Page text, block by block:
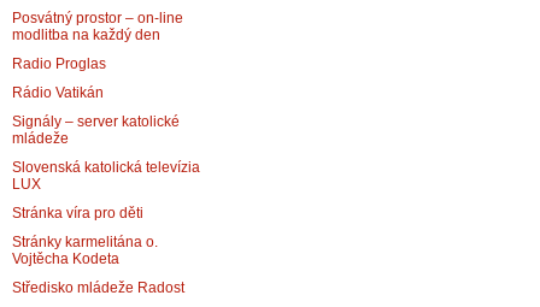
Posvátný prostor – on-line
modlitba na každý den
Radio Proglas
Rádio Vatikán
Signály – server katolické
mládeže
Slovenská katolická televízia
LUX
Stránka víra pro děti
Stránky karmelitána o.
Vojtěcha Kodeta
Středisko mládeže Radost